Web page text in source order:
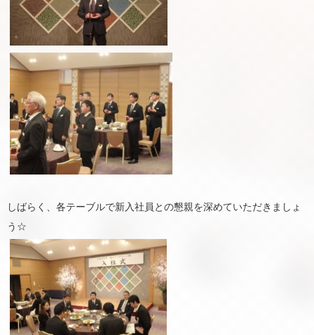
しばらく、各テーブルで新入社員との懇親を深めていただきましょ
う☆